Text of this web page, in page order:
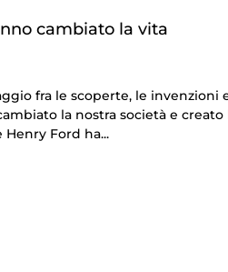
cambiato la vita
fra le scoperte, le
la nostra società e creato
Henry Ford ha...